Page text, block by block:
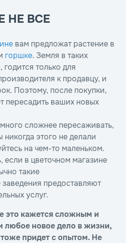
НЕ ВСЕ
вам предложат растение в
горшке. Земля в таких
только для
к продавцу, и
Поэтому, после покупки,
пересадить ваших новых
сложнее пересаживать,
этого не делали
на чем-то маленьком.
если в цветочном магазине
такие
предоставляют
услуг.
это кажется сложным и
любое новое дело в жизни,
придет с опытом. Не